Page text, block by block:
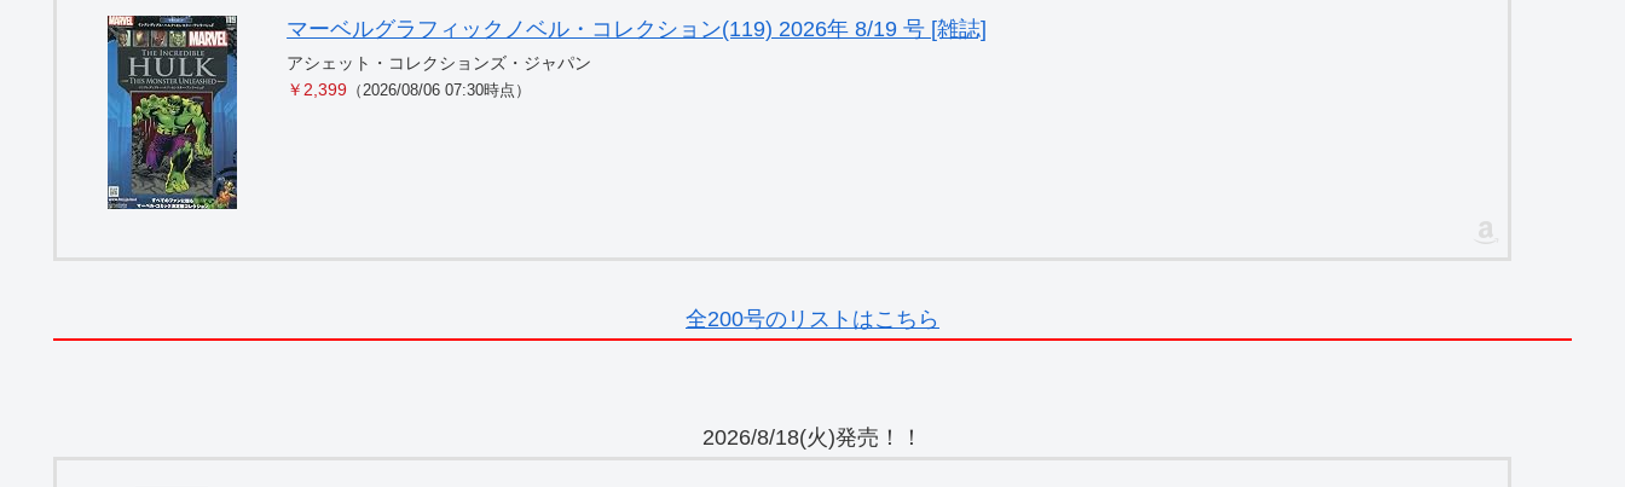
マーベルグラフィックノベル・コレクション(119) 2026年 8/19 号 [雑誌]
アシェット・コレクションズ・ジャパン
￥2,399 （2026/08/06 07:30時点）
全200号のリストはこちら
2026/8/18(火)発売！！